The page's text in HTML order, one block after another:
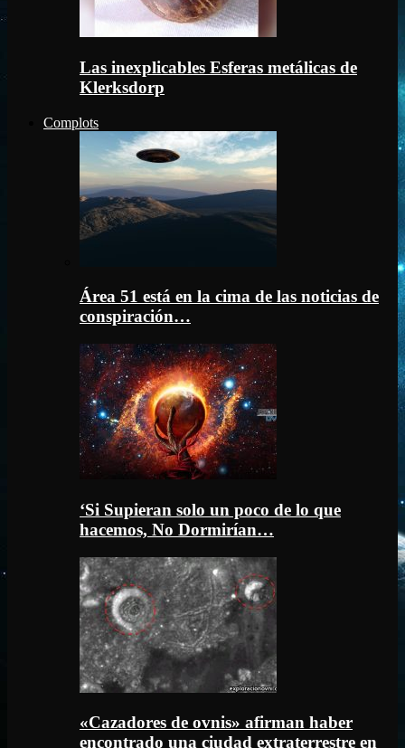
Las inexplicables Esferas metálicas de
Klerksdorp
Complots
Área 51 está en la cima de las noticias de
conspiración…
‘Si Supieran solo un poco de lo que
hacemos, No Dormirían…
«Cazadores de ovnis» afirman haber
encontrado una ciudad extraterrestre en